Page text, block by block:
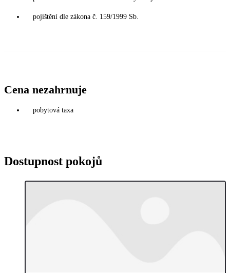
pojištění dle zákona č. 159/1999 Sb.
Cena nezahrnuje
pobytová taxa
Dostupnost pokojů